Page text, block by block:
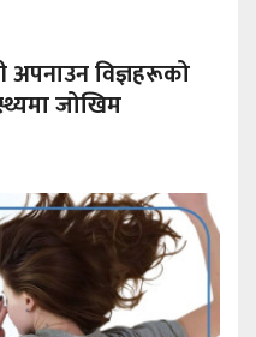
अपनाउन विज्ञहरूको
जोखिम